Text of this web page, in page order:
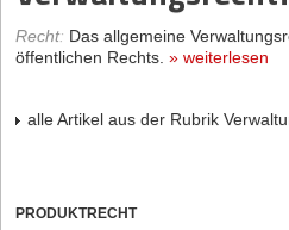
Recht: Das allgemeine
öffentlichen Rechts. » weiterlesen
alle Artikel aus der Rubrik
PRODUKTRECHT